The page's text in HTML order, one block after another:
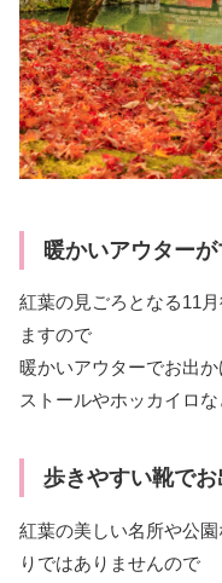
暖かいアウターが
紅葉の見ごろとなる11
ますので
暖かいアウターでお出か
ストールやホッカイロ
歩きやすい靴で
紅葉の美しい名所や公
りではありませんので